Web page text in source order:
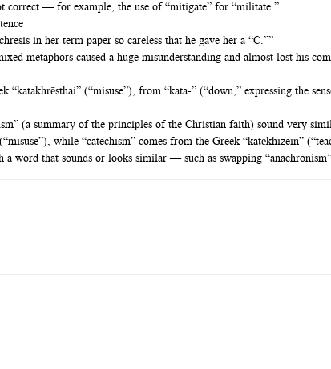
correct — for example, the use of “mitigate” for “militate.”
in her term paper so careless that he gave her a “C.””
metaphors caused a huge misunderstanding and almost lost his
“katakhrēsthai” (“misuse”), from “kata-” (“down,” expressing the
(a summary of the principles of the Christian faith) sound very
while “catechism” comes from the Greek “katēkhizein”
word that sounds or looks similar — such as swapping